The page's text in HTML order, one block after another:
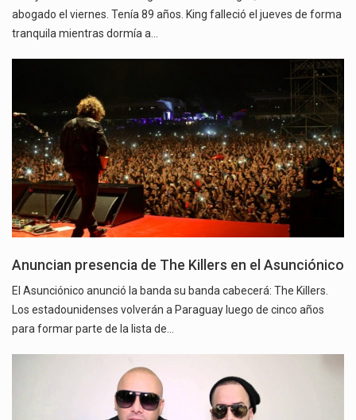
abogado el viernes. Tenía 89 años. King falleció el jueves de forma
tranquila mientras dormía a…
Anuncian presencia de The Killers en el Asunciónico
El Asunciónico anunció la banda su banda cabecerá: The Killers.
Los estadounidenses volverán a Paraguay luego de cinco años
para formar parte de la lista de…